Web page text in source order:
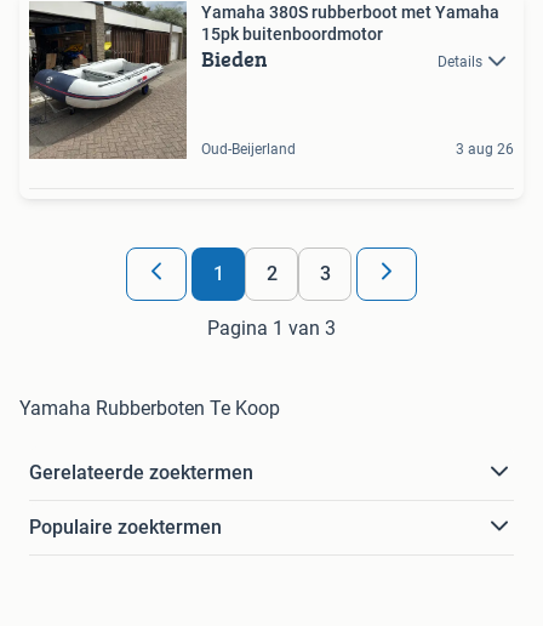
Yamaha 380S rubberboot met Yamaha
15pk buitenboordmotor
Bieden Details
Oud-Beijerland 3 aug 26
1 2 3
Pagina 1 van 3
Yamaha Rubberboten Te Koop
Gerelateerde zoektermen
Populaire zoektermen